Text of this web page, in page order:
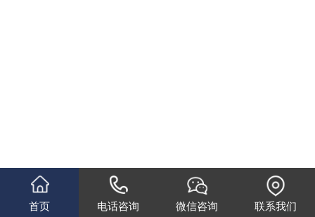
首页 电话咨询 微信咨询 联系我们